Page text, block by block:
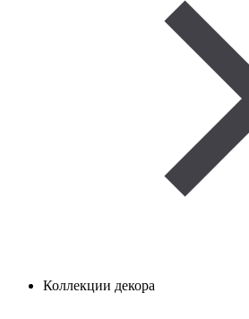
Коллекции декора